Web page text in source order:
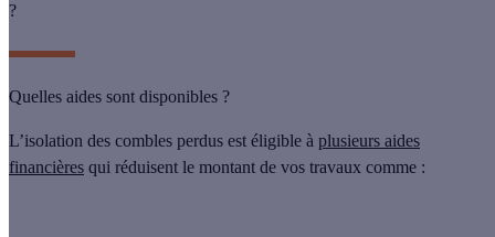
?
Quelles aides sont disponibles ?
L’isolation des combles perdus est éligible à plusieurs aides
financières qui réduisent le montant de vos travaux comme :